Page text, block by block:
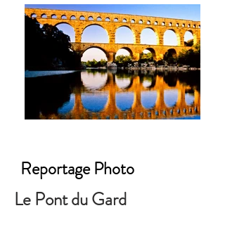
Reportage Photo
Le Pont du Gard